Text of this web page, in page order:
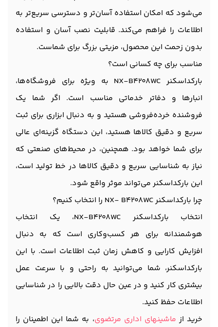
می‌شود که امکان استفاده آسان‌تر و دسترسی سریع‌تر به
اطلاعات را فراهم می‌کند. قابلیت نصب آسان و استفاده
بدون زحمت این محصول، مزیتی بزرگ برای شماست.
مناسب برای چه کسانی است؟
بارکداسکنر NX-B4208WC به ویژه برای فروشگاه‌ها،
انبارها و دفاتر خدماتی مناسب است. اگر شما یک
فروشنده خرده‌فروشی هستید و به دنبال ابزاری برای ثبت
سریع و دقیق کالاها هستید، این دستگاه گزینه‌ای عالی
برای شما خواهد بود. همچنین، در محیط‌های صنعتی که
نیاز به شناسایی سریع و دقیق کالاها در خط تولید است،
این بارکداسکنر می‌تواند موثر واقع شود.
چرا بارکداسکنر NX- B4208WC را انتخاب کنیم؟
انتخاب بارکداسکنر NX-B4208WC، یک انتخاب
هوشمندانه برای هر کسب‌وکاری است که به دنبال
افزایش کارایی و کاهش زمان ثبت اطلاعات است. با این
بارکداسکنر، شما می‌توانید به راحتی و با سرعت عمل
بیشتری کار کنید و در عین حال دقت بالایی را در شناسایی
اطلاعات حفظ کنید.
خرید از ماشینهای اداری مرتضوی، به شما این اطمینان را